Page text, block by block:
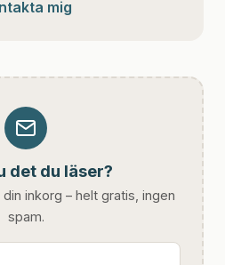
mig
det du läser?
inkorg – helt gratis, ingen
spam.